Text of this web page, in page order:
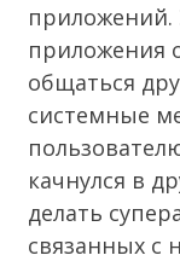
приложений.
приложения
общаться
системные
качнулся в
делать
связанных с